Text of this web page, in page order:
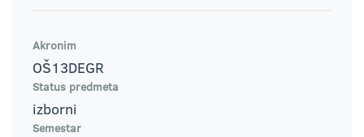
Akronim
OŠ13DEGR
Status predmeta
izborni
Semestar